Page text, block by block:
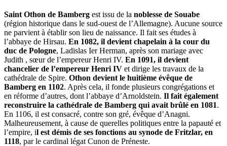
Saint Othon de Bamberg est issu de la noblesse de Souabe
(région historique dans le sud-ouest de l’Allemagne). Aucune source
ne parvient à établir son lieu de naissance. Il fait ses études à
l’abbaye de Hirsau. En 1082, il devient chapelain à la cour du
duc de Pologne, Ladislas Ier Herman, après son mariage avec
Judith , sœur de l’empereur Henri IV. En 1091, il devient
chancelier de l’empereur Henri IV et dirige les travaux de la
cathédrale de Spire. Othon devient le huitième évêque de
Bamberg en 1102. Après cela, il fonde plusieurs congrégations et
en réforme d’autres, dont l’abbaye d’Arnoldstein. Il fait également
reconstruire la cathédrale de Bamberg qui avait brûlé en 1081.
En 1106, il est consacré, contre son gré, évêque d’Anagni.
Malheureusement, à cause de querelles politiques entre la papauté et
l’empire, il est démis de ses fonctions au synode de Fritzlar, en
1118, par le cardinal légat Cunon de Préneste.